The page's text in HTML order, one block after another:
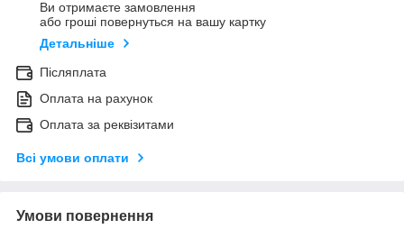
Ви отримаєте замовлення
або гроші повернуться на вашу картку
Детальніше
Післяплата
Оплата на рахунок
Оплата за реквізитами
Всі умови оплати
Умови повернення